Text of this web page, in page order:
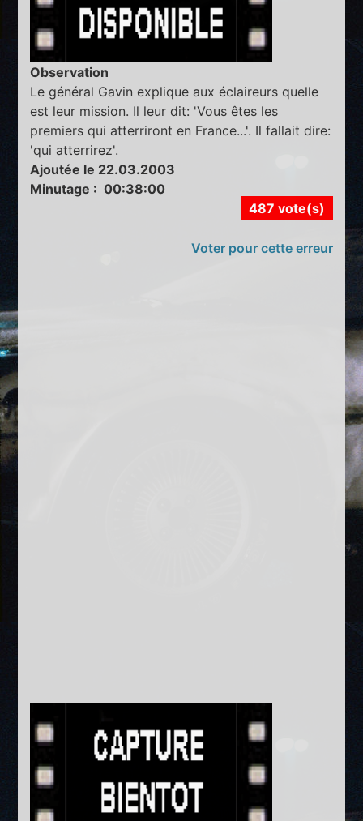
Observation
Le général Gavin explique aux éclaireurs quelle
est leur mission. Il leur dit: 'Vous êtes les
premiers qui atterriront en France...'. Il fallait dire:
'qui atterrirez'.
Ajoutée le 22.03.2003
Minutage : 00:38:00
487 vote(s)
Voter pour cette erreur